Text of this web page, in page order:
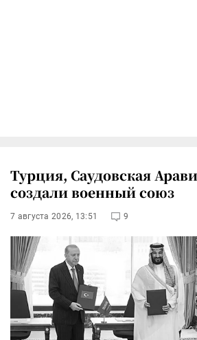
Турция, Саудовская
создали военный союз
7 августа 2026, 13:51 9